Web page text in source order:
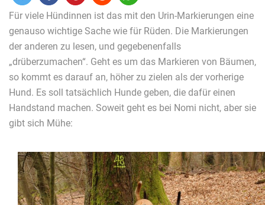
Für viele Hündinnen ist das mit den Urin-Markierungen eine
genauso wichtige Sache wie für Rüden. Die Markierungen
der anderen zu lesen, und gegebenenfalls
„drüberzumachen“. Geht es um das Markieren von Bäumen,
so kommt es darauf an, höher zu zielen als der vorherige
Hund. Es soll tatsächlich Hunde geben, die dafür einen
Handstand machen. Soweit geht es bei Nomi nicht, aber sie
gibt sich Mühe: